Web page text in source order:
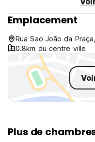
Le séjour maximum est
original language)
Emplacement
Rua Sao João da
0.8km du centre ville
Plus de